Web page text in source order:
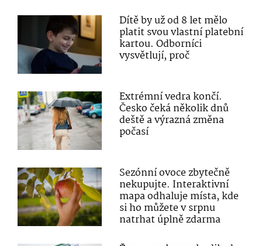
Dítě by už od 8 let mělo
platit svou vlastní platební
kartou. Odborníci
vysvětlují, proč
Extrémní vedra končí.
Česko čeká několik dnů
deště a výrazná změna
počasí
Sezónní ovoce zbytečně
nekupujte. Interaktivní
mapa odhaluje místa, kde
si ho můžete v srpnu
natrhat úplně zdarma